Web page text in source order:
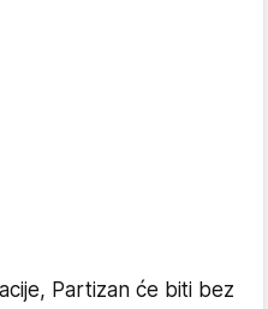
Partizan će biti bez